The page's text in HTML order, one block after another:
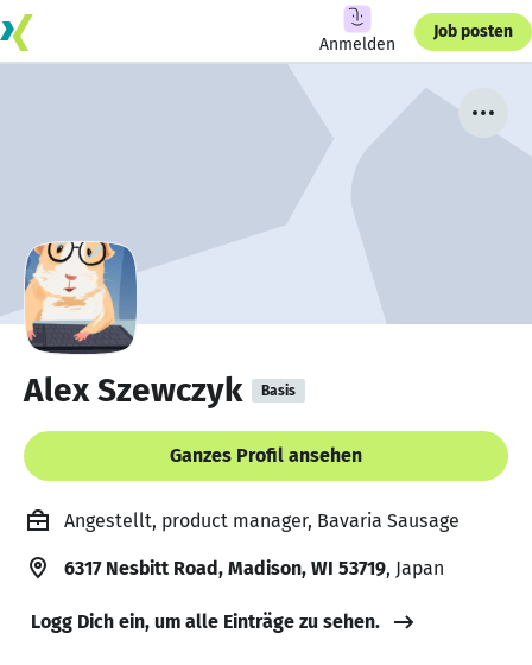
Anmelden
Job posten
Alex Szewczyk Basis
Ganzes Profil ansehen
Angestellt, product manager, Bavaria Sausage
6317 Nesbitt Road, Madison, WI 53719, Japan
Logg Dich ein, um alle Einträge zu sehen.